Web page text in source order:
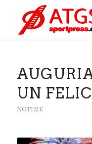
UN
NOTIZIE